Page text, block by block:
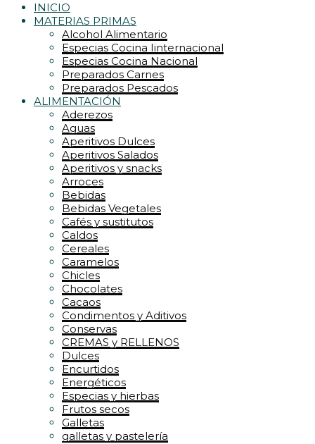
INICIO
MATERIAS PRIMAS
Alcohol Alimentario
Especias Cocina Iinternacional
Especias Cocina Nacional
Preparados Carnes
Preparados Pescados
ALIMENTACIÓN
Aderezos
Aguas
Aperitivos Dulces
Aperitivos Salados
Aperitivos y snacks
Arroces
Bebidas
Bebidas Vegetales
Cafés y sustitutos
Caldos
Cereales
Caramelos
Chicles
Chocolates
Cacaos
Condimentos y Aditivos
Conservas
CREMAS y RELLENOS
Dulces
Encurtidos
Energéticos
Especias y hierbas
Frutos secos
Galletas
galletas y pastelería